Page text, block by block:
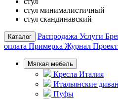
стул минималистичный
стул скандинавский
Каталог Распродажа Услуги
оплата Примерка Журнал
Мягкая мебель
Кресла Италия
Итальянские
Пуфы